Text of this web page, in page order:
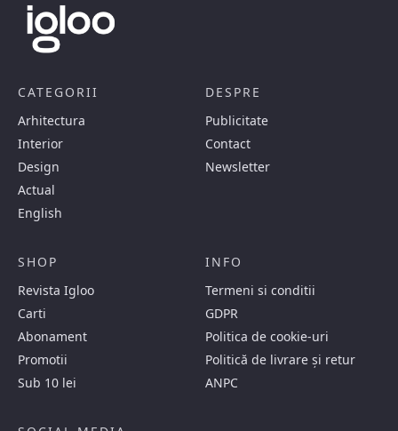
CATEGORII
Arhitectura
Interior
Design
Actual
English
DESPRE
Publicitate
Contact
Newsletter
SHOP
Revista Igloo
Carti
Abonament
Promotii
Sub 10 lei
INFO
Termeni si conditii
GDPR
Politica de cookie-uri
Politică de livrare și retur
ANPC